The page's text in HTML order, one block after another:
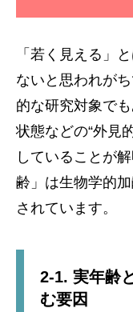
「若く見える」
ないと思われが
的な研究対象で
状態などの“外見
していることが
齢」は生物学的
されています。
2-1. 実年齢
む要因